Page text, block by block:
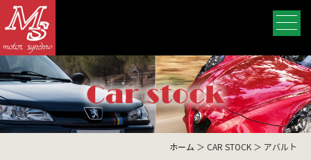
ホーム ＞ CAR STOCK ＞ アバルト